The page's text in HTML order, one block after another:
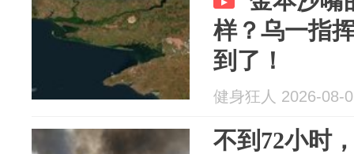
样？乌一指
到了！
健身狂人 2026-08-
不到72小时